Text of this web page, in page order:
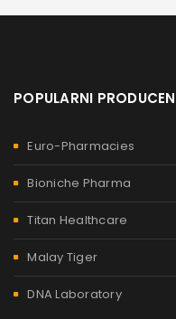
POPULARNI
Euro-Pharmacies
Bioniche Pharma
Titan Healthcare
Malay Tiger
DNA Laboratory